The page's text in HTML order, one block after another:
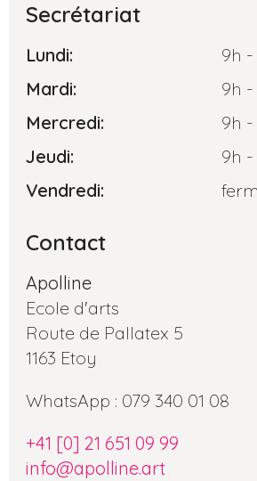
Secrétariat
Lundi:
9h -
Mardi:
9h -
Mercredi:
9h -
Jeudi:
9h -
Vendredi:
Contact
Apolline
Ecole d'arts
Route de Pallatex 5
1163 Etoy
WhatsApp : 079 340 01 08
+41 [0] 21 651 09 99
info@apolline.art